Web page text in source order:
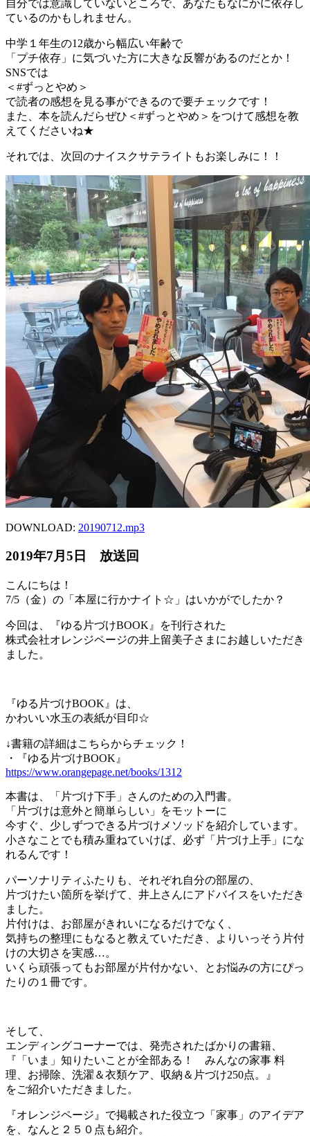
自分では意識していないところで、あなたもなにかに依存し
ているのかもしれません。
中学１年生の12歳から幅広い年齢で
「プチ依存」に気づいた方に大きな反響があるのだとか！
SNSでは
＜#ずっとやめ＞
で読者の感想を見る事ができるので要チェックです！
また、本を読んだらぜひ＜#ずっとやめ＞をつけて感想を教
えてくださいね★
それでは、次回のナイスクサテライトもお楽しみに！！
DOWNLOAD: 20190712.mp3
2019年7月5日 放送回
こんにちは！
7/5（金）の「本屋に行かナイト☆」はいかがでしたか？
今回は、『ゆる片づけBOOK』を刊行された
株式会社オレンジページの井上留美子さまにお越しいただき
ました。
『ゆる片づけBOOK』は、
かわいい水玉の表紙が目印☆
↓書籍の詳細はこちらからチェック！
・『ゆる片づけBOOK』
https://www.orangepage.net/books/1312
本書は、「片づけ下手」さんのための入門書。
「片づけは意外と簡単らしい」をモットーに
今すぐ、少しずつできる片づけメソッドを紹介しています。
小さなことでも積み重ねていけば、必ず「片づけ上手」にな
れるんです！
パーソナリティふたりも、それぞれ自分の部屋の、
片づけたい箇所を挙げて、井上さんにアドバイスをいただき
ました。
片付けは、お部屋がきれいになるだけでなく、
気持ちの整理にもなると教えていただき、よりいっそう片付
けの大切さを実感…。
いくら頑張ってもお部屋が片付かない、とお悩みの方にぴっ
たりの１冊です。
そして、
エンディングコーナーでは、発売されたばかりの書籍、
『「いま」知りたいことが全部ある！ みんなの家事 料
理、お掃除、洗濯＆衣類ケア、収納＆片づけ250点。』
をご紹介いただきました。
『オレンジページ』で掲載された役立つ「家事」のアイデア
を、なんと２５０点も紹介。